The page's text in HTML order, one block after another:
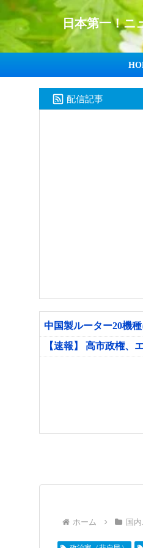
日本第一！ニ
配信記事
中国製ルーター20機
【速報】 高市政権、
ホーム 国